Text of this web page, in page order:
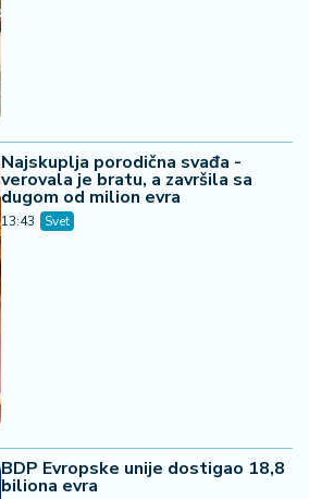
Najskuplja porodična svađa -
verovala je bratu, a završila sa
dugom od milion evra
13:43 Svet
BDP Evropske unije dostigao 18,8
biliona evra